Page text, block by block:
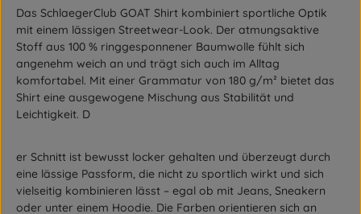
Das SchlaegerClub GOAT Shirt kombiniert sportliche Optik
mit einem lässigen Streetwear-Look. Der atmungsaktive
Stoff aus 100 % ringgesponnener Baumwolle fühlt sich
angenehm weich an und trägt sich auch im Alltag
komfortabel. Mit einer Grammatur von 180 g/m² bietet das
Shirt eine ausgewogene Mischung aus Stabilität und
Leichtigkeit. D
er Schnitt ist bewusst locker gehalten und überzeugt durch
eine lässige Passform, die nicht zu sportlich wirkt und sich
vielseitig kombinieren lässt – egal ob mit Jeans, Sneakern
oder unter einem Hoodie. Die Farben orientieren sich an